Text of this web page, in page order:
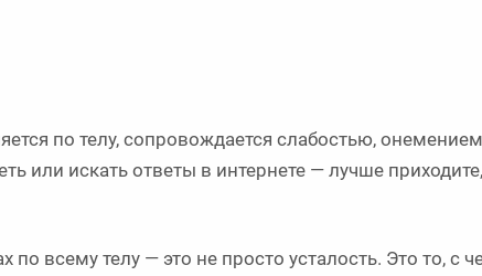
по телу, сопровождается слабостью,
или искать ответы в интернете — лучше
всему телу — это не просто усталость. Это то, с